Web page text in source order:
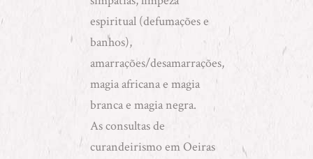
espiritual (defumações e
banhos),
amarrações/desamarrações,
magia africanae magia
branca e magia negra.
As consultas de
curandeirismo em Oeiras